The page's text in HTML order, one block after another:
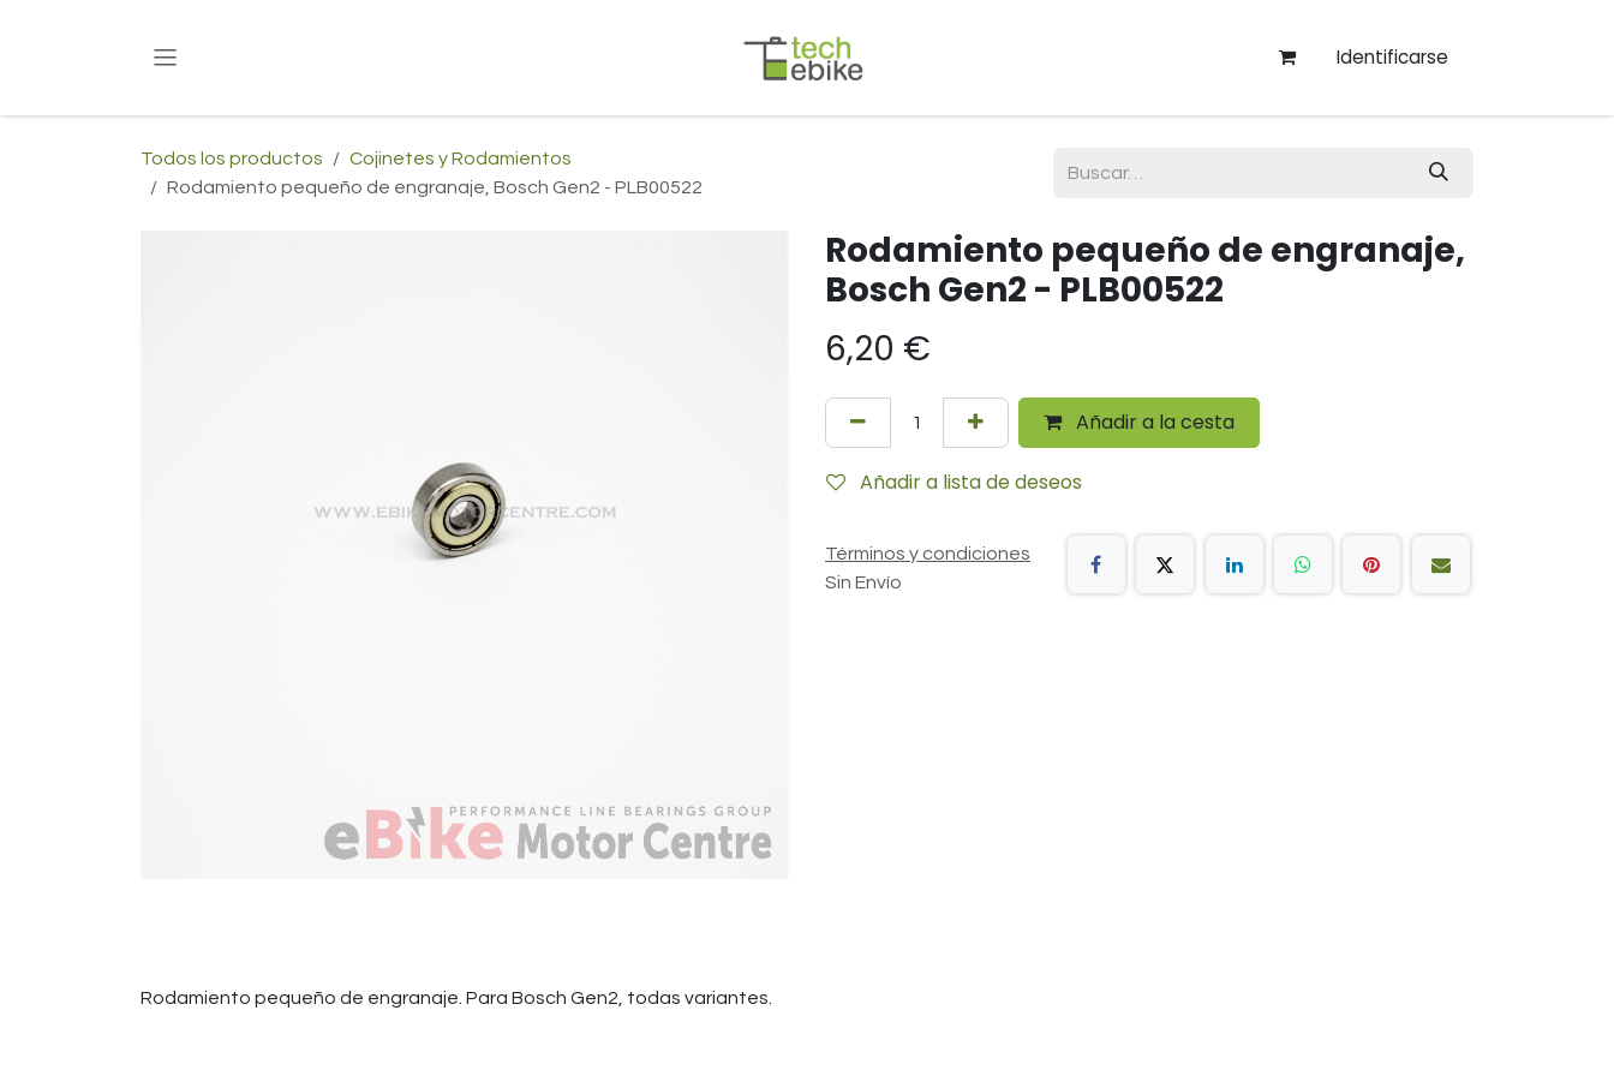
Identificarse
Todos los productos
Cojinetes y Rodamientos
Rodamiento pequeño de engranaje, Bosch Gen2 - PLB00522
Rodamiento pequeño de engranaje,
Bosch Gen2 - PLB00522
6,20 €
Añadir a la cesta
Añadir a lista de deseos
Términos y condiciones
Sin Envío
Rodamiento pequeño de engranaje. Para Bosch Gen2, todas variantes.